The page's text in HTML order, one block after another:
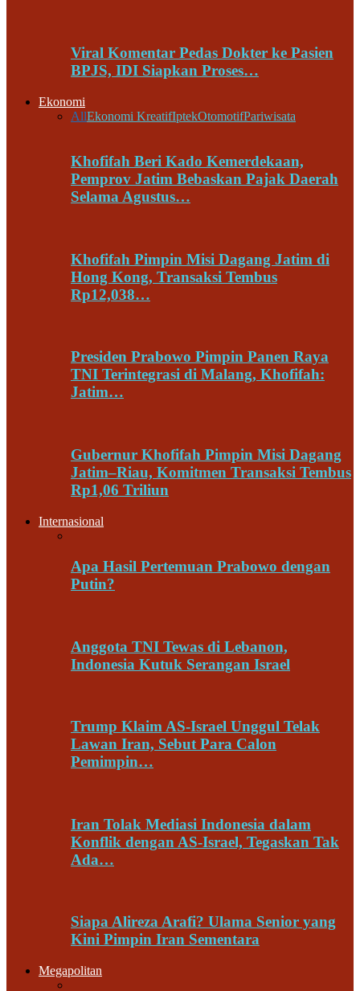
Viral Komentar Pedas Dokter ke Pasien
BPJS, IDI Siapkan Proses…
Ekonomi
AllEkonomi KreatifIptekOtomotifPariwisata
Khofifah Beri Kado Kemerdekaan,
Pemprov Jatim Bebaskan Pajak Daerah
Selama Agustus…
Khofifah Pimpin Misi Dagang Jatim di
Hong Kong, Transaksi Tembus
Rp12,038…
Presiden Prabowo Pimpin Panen Raya
TNI Terintegrasi di Malang, Khofifah:
Jatim…
Gubernur Khofifah Pimpin Misi Dagang
Jatim–Riau, Komitmen Transaksi Tembus
Rp1,06 Triliun
Internasional
Apa Hasil Pertemuan Prabowo dengan
Putin?
Anggota TNI Tewas di Lebanon,
Indonesia Kutuk Serangan Israel
Trump Klaim AS-Israel Unggul Telak
Lawan Iran, Sebut Para Calon
Pemimpin…
Iran Tolak Mediasi Indonesia dalam
Konflik dengan AS-Israel, Tegaskan Tak
Ada…
Siapa Alireza Arafi? Ulama Senior yang
Kini Pimpin Iran Sementara
Megapolitan